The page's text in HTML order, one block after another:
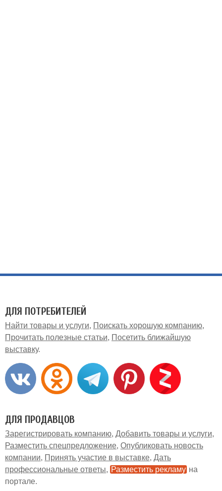
ДЛЯ ПОТРЕБИТЕЛЕЙ
Найти товары и услуги
Поискать хорошую компанию
Прочитать полезные статьи
Посетить ближайшую
выставку
ДЛЯ ПРОДАВЦОВ
Зарегистрировать компанию Добавить товары и услуги
Разместить спецпредложение Опубликовать новость
компании
Принять участие в выставке Дать
профессиональные ответы
Разместить рекламу на
портале